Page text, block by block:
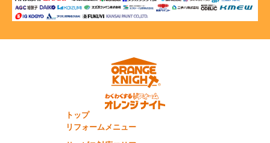
トップ
リフォームメニュー